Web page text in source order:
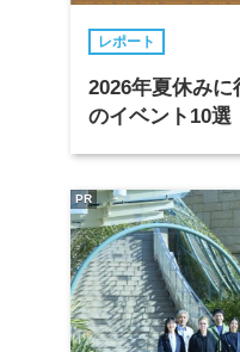
レポート
2026年夏休み
のイベント10選
PR